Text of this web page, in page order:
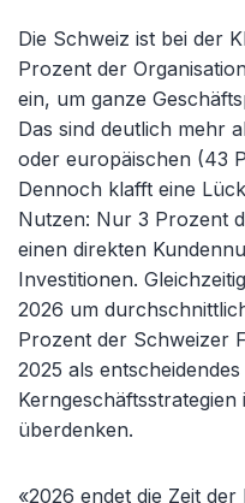
Die Schweiz ist bei der
Prozent der
ein, um ganze
Das sind deutlich mehr
oder europäischen (43
Dennoch klafft eine
Nutzen: Nur 3 Prozent
einen direkten
Investitionen.
2026 um
Prozent der Schweizer
2025 als
überdenken.
«2026 endet die Zeit